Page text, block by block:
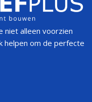
niet alleen voorzien
helpen om de perfecte